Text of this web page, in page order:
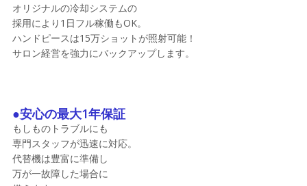
オリジナルの冷却システムの
採用により1日フル稼働もOK。
ハンドピースは15万ショットが照射可能！
サロン経営を強力にバックアップします。
●安心の最大1年保証
もしものトラブルにも
専門スタッフが迅速に対応。
代替機は豊富に準備し
万が一故障した場合に